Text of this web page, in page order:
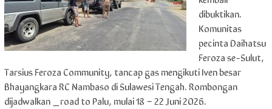
dibuktikan.
Komunitas
pecinta Daihatsu
Feroza se-Sulut,
Tarsius Feroza Community, tancap gas mengikuti Iven besar
Bhayangkara RC Nambaso di Sulawesi Tengah. Rombongan
dijadwalkan _road to Palu, mulai 18 – 22 Juni 2026.